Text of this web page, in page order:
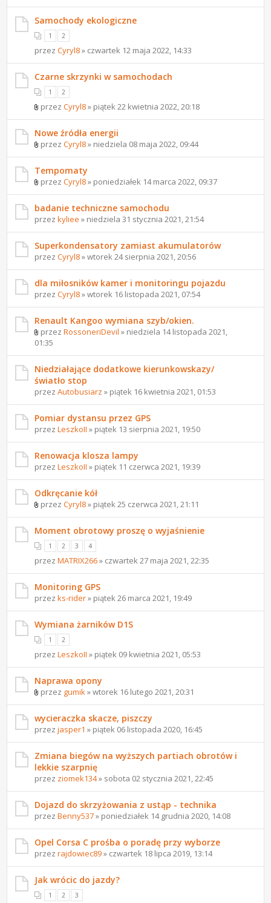
Samochody ekologiczne
1 2
przezCyryl8» czwartek 12 maja 2022, 14:33
Czarne skrzynki w samochodach
1 2
przezCyryl8» piątek 22 kwietnia 2022, 20:18
Nowe źródła energii
przezCyryl8» niedziela 08 maja 2022, 09:44
Tempomaty
przezCyryl8» poniedziałek 14 marca 2022, 09:37
badanie techniczne samochodu
przezkyliee » niedziela 31 stycznia 2021, 21:54
Superkondensatory zamiast akumulatorów
przezCyryl8» wtorek 24 sierpnia 2021, 20:56
dla miłosników kamer i monitoringu pojazdu
przezCyryl8» wtorek 16 listopada 2021, 07:54
Renault Kangoo wymiana szyb/okien.
przezRossoneriDevil » niedziela 14 listopada 2021,
01:35
Niedziałające dodatkowe kierunkowskazy/
światło stop
przezAutobusiarz » piątek 16 kwietnia 2021, 01:53
Pomiar dystansu przez GPS
przezLeszkoII » piątek 13 sierpnia 2021, 19:50
Renowacja klosza lampy
przezLeszkoII » piątek 11 czerwca 2021, 19:39
Odkręcanie kół
przezCyryl8» piątek 25 czerwca 2021, 21:11
Moment obrotowy proszę o wyjaśnienie
1 2 3 4
przezMATRIX266» czwartek 27 maja 2021, 22:35
Monitoring GPS
przezks-rider» piątek 26 marca 2021, 19:49
Wymiana żarników D1S
1 2
przezLeszkoII » piątek 09 kwietnia 2021, 05:53
Naprawa opony
przez gumik » wtorek 16 lutego 2021, 20:31
wycieraczka skacze, piszczy
przezjasper1 » piątek 06 listopada 2020, 16:45
Zmiana biegów na wyższych partiach obrotów i
lekkie szarpnię
przez ziomek134» sobota 02 stycznia 2021, 22:45
Dojazd do skrzyżowania z ustąp - technika
przezBenny537» poniedziałek 14 grudnia 2020, 14:08
Opel Corsa C prośba o poradę przy wyborze
przezrajdowiec89» czwartek 18 lipca 2019, 13:14
Jak wrócic do jazdy?
1 2 3